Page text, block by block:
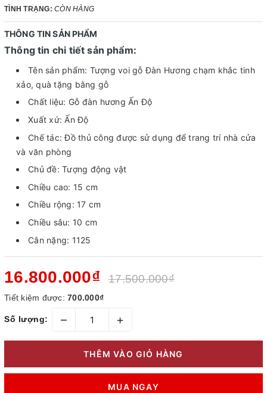
TÌNH TRẠNG: CÒN HÀNG
THÔNG TIN SẢN PHẨM
Thông tin chi tiết sản phẩm:
Tên sản phẩm: Tượng voi gỗ Đàn Hương chạm khắc tinh
xảo, quà tặng bằng gỗ
Chất liệu: Gỗ đàn hương Ấn Độ
Xuất xứ: Ấn Độ
Chế tác: Đồ thủ công được sử dụng để trang trí nhà cửa
và văn phòng
Chủ đề: Tượng động vật
Chiều cao: 15 cm
Chiều rộng: 17 cm
Chiều sâu: 10 cm
Cân nặng: 1125
16.800.000₫ 17.500.000₫
Tiết kiệm được: 700.000₫
Số lượng: – +
THÊM VÀO GIỎ HÀNG
MUA NGAY